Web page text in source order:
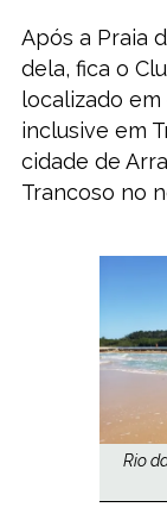
Após a Praia
dela, fica o
localizado em
inclusive em
cidade de
Trancoso no
Rio